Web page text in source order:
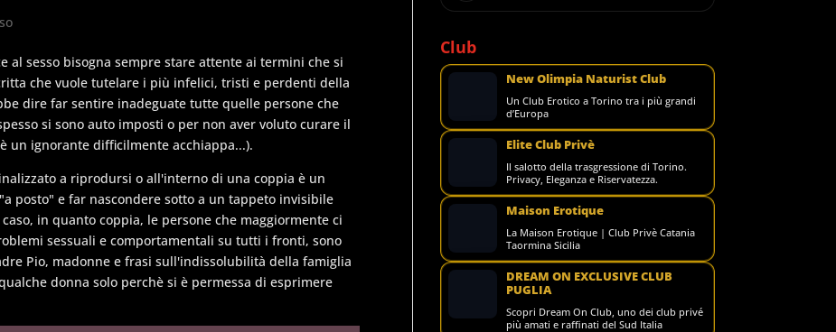
al sesso bisogna sempre stare attente ai termini che si
che vuole tutelare i più infelici, tristi e perdenti della
dire far sentire inadeguate tutte quelle persone che
si sono auto imposti o per non aver voluto curare il
un ignorante difficilmente acchiappa...).
a riprodursi o all'interno di una coppia è un
posto" e far nascondere sotto a un tappeto invisibile
in quanto coppia, le persone che maggiormente ci
sessuali e comportamentali su tutti i fronti, sono
Pio, madonne e frasi sull'indissolubilità della famiglia
donna solo perchè si è permessa di esprimere
Club
New Olimpia Naturist Club
Un Club Erotico a Torino tra i più grandi
d’Europa
Elite Club Privè
Il salotto della trasgressione di Torino.
Privacy, Eleganza e Riservatezza.
Maison Erotique
La Maison Erotique | Club Privè Catania
Taormina Sicilia
DREAM ON EXCLUSIVE CLUB
PUGLIA
Scopri Dream On Club, uno dei club privé
più amati e raffinati del Sud Italia